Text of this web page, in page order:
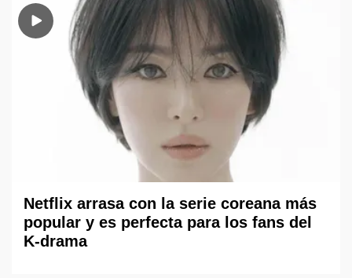
Netflix arrasa con la serie coreana más
popular y es perfecta para los fans del
K-drama